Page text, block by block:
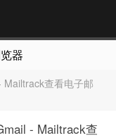
器插件推荐网站，
查看电子邮
- Mailtrack查